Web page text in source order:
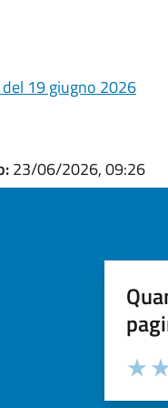
19 giugno 2026
23/06/2026, 09:26
Valuta